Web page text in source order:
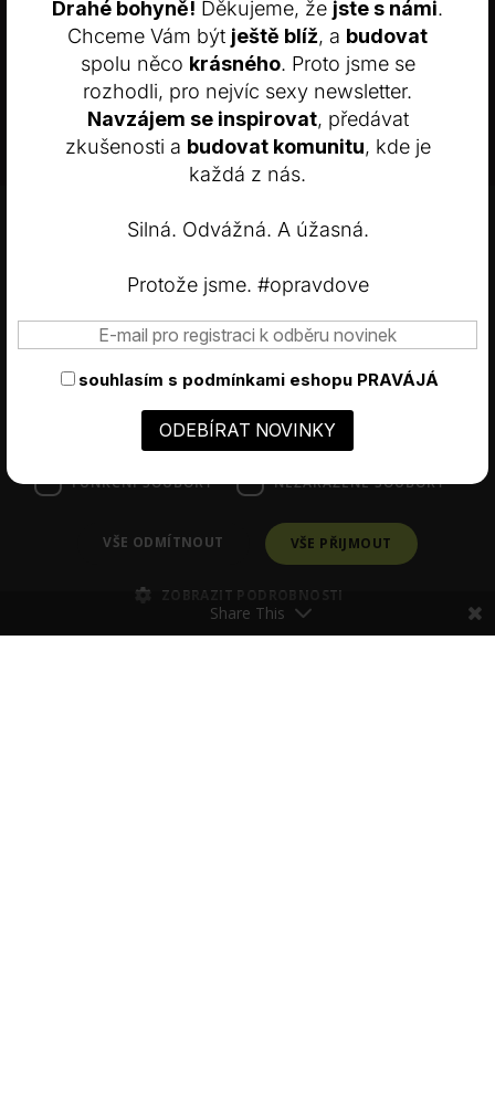
Drahé bohyně! Děkujeme, že jste s námi.
Chceme Vám být ještě blíž, a budovat
spolu něco krásného. Proto jsme se
rozhodli, pro nejvíc sexy newsletter.
Navzájem se inspirovat, předávat
zkušenosti a budovat komunitu, kde je
každá z nás.
Silná. Odvážná. A úžasná.
Protože jsme. #opravdove
souhlasím s podmínkami eshopu PRAVÁJÁ
+420 601 557 833
ahoj@pravaja.cz
MŮJ ÚČET & INFO
Odstoupení od smlouvy
Nastavení cookies
SLEDUJTE NÁS
© PraváJá. Všechna práva vyhrazena.
Share This Poraďte se se Zdenkou
Tyto webové stránky používají
soubory cookie.
Tyto webové stránky používají soubory cookie ke zlepšení
uživatelského zážitku. Používáním našich webových stránek
souhlasíte se všemi soubory cookie v souladu s našimi zásadami
používání souborů cookie.Více informací
NEZBYTNĚ NUTNÉ SOUBORY
VÝKONOVÉ SOUBORY SOUBORY CÍLENÍ
FUNKČNÍ SOUBORY NEZAŘAZENÉ SOUBORY
VŠE PŘIJMOUT
VŠE ODMÍTNOUT
ZOBRAZIT PODROBNOSTI